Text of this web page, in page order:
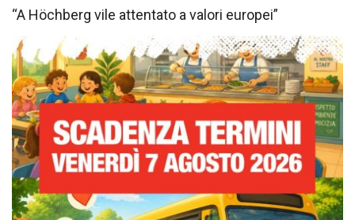
“A Höchberg vile attentato a valori europei”